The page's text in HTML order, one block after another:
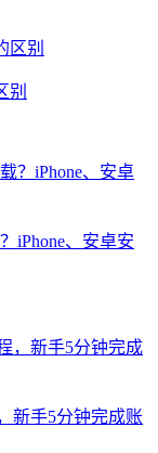
别
iPhone、安卓安
新手5分钟完成账